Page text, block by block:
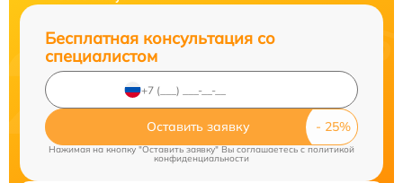
Бесплатная консультация со
специалистом
Оставить заявку
Нажимая на кнопку "Оставить заявку" Вы соглашаетесь c политикой
конфиденциальности